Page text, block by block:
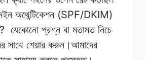
অথেন্টিকেশন (SPF/DKIM)
? যেকোনো প্রশ্ন বা মতামত নিচে
সাথে শেয়ার করুন।আমাদের